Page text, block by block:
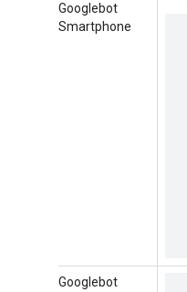
Googlebot
Smartphone
Googlebot